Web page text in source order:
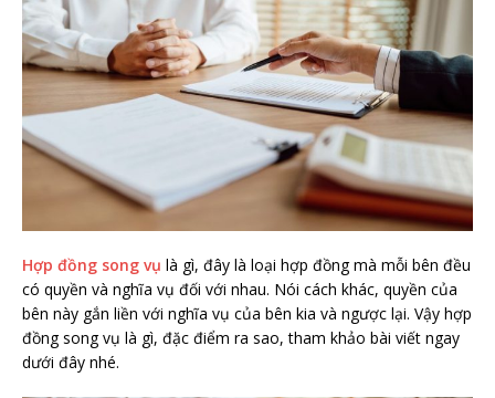
Hợp đồng song vụ là gì, đây là loại hợp đồng mà mỗi bên đều
có quyền và nghĩa vụ đối với nhau. Nói cách khác, quyền của
bên này gắn liền với nghĩa vụ của bên kia và ngược lại. Vậy hợp
đồng song vụ là gì, đặc điểm ra sao, tham khảo bài viết ngay
dưới đây nhé.